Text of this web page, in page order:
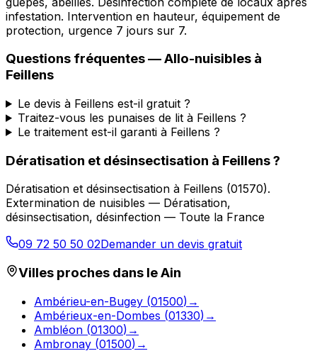
infestation. Intervention en hauteur, équipement de
protection, urgence 7 jours sur 7.
Questions fréquentes —Allo-nuisibles à
Feillens
Le devis à Feillens est-il gratuit ?
Traitez-vous les punaises de lit à Feillens ?
Le traitement est-il garanti à Feillens ?
Dératisation et désinsectisation à Feillens?
Dératisation et désinsectisation à Feillens (01570).
Extermination de nuisibles — Dératisation,
désinsectisation, désinfection — Toute la France
09 72 50 50 02Demander un devis gratuit
Villes proches dans leAin
Ambérieu-en-Bugey (01500) →
Ambérieux-en-Dombes (01330) →
Ambléon (01300) →
Ambronay (01500) →